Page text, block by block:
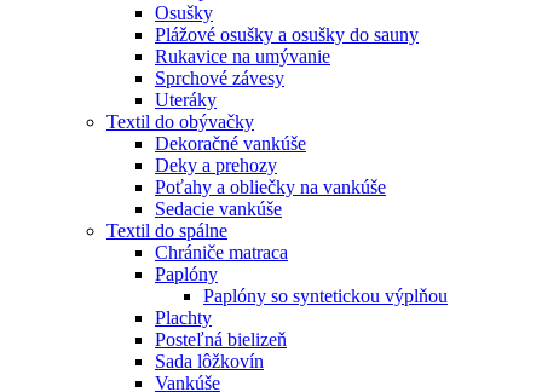
Osušky
Plážové osušky a osušky do sauny
Rukavice na umývanie
Sprchové závesy
Uteráky
Textil do obývačky
Dekoračné vankúše
Deky a prehozy
Poťahy a obliečky na vankúše
Sedacie vankúše
Textil do spálne
Chrániče matraca
Paplóny
Paplóny so syntetickou výplňou
Plachty
Posteľná bielizeň
Sada lôžkovín
Vankúše